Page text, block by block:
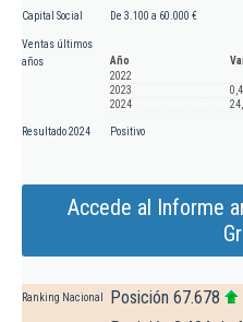
Capital Social De 3.100 a 60.000 €
Ventas últimos
años
Año
2022
2023
2024
Resultado 2024 Positivo
Accede al Informe
Ranking Nacional Posición 67.678